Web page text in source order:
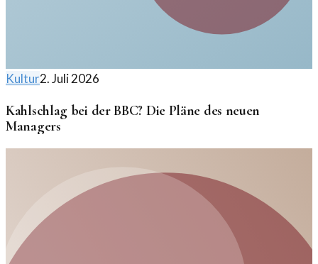
Kultur2. Juli 2026
Kahlschlag bei der BBC? Die Pläne des neuen
Managers